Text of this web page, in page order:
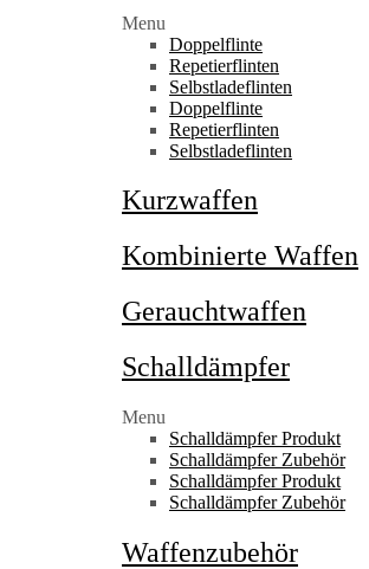
Menu
Doppelflinte
Repetierflinten
Selbstladeflinten
Doppelflinte
Repetierflinten
Selbstladeflinten
Kurzwaffen
Kombinierte Waffen
Gerauchtwaffen
Schalldämpfer
Menu
Schalldämpfer Produkt
Schalldämpfer Zubehör
Schalldämpfer Produkt
Schalldämpfer Zubehör
Waffenzubehör